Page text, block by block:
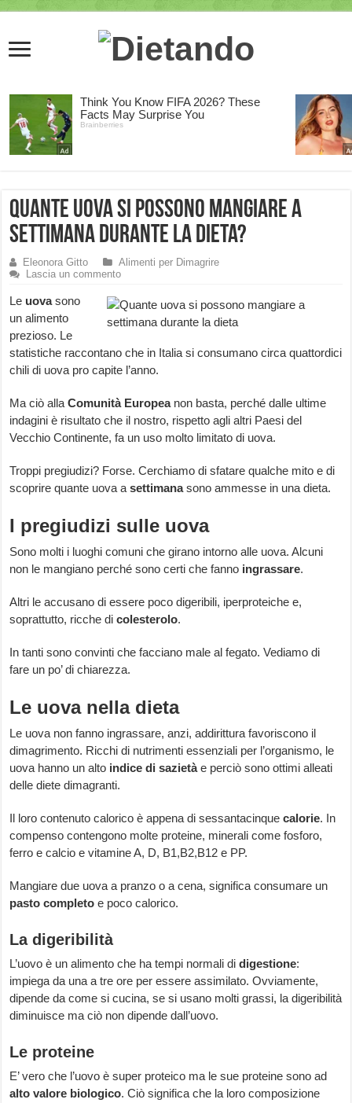
Quante uova si possono mangiare a
settimana durante la dieta?
Eleonora Gitto
Alimenti per Dimagrire
Lascia un commento
Le uovasono
un alimento
prezioso. Le
statistiche raccontano che in Italia si consumano circa quattordici
chili di uova pro capite l’anno.
Ma ciò allaComunità Europeanon basta, perché dalle ultime
indagini è risultato che il nostro, rispetto agli altri Paesi del
Vecchio Continente, fa un uso molto limitato di uova.
Troppi pregiudizi? Forse. Cerchiamo di sfatare qualche mito e di
scoprire quante uova asettimanasono ammesse in una dieta.
I pregiudizi sulle uova
Sono molti i luoghi comuni che girano intorno alle uova. Alcuni
non le mangiano perché sono certi che fanno ingrassare.
Altri le accusano di essere poco digeribili, iperproteiche e,
soprattutto, ricche dicolesterolo.
In tanti sono convinti che facciano male al fegato. Vediamo di
fare un po’ di chiarezza.
Le uova nella dieta
Le uova non fanno ingrassare, anzi, addirittura favoriscono il
dimagrimento. Ricchi di nutrimenti essenziali per l’organismo, le
uova hanno un alto indice di sazietàe perciò sono ottimi alleati
delle diete dimagranti.
Il loro contenuto calorico è appena di sessantacinquecalorie. In
compenso contengono molte proteine, minerali come fosforo,
ferro e calcio e vitamine A, D, B1,B2,B12 e PP.
Mangiare due uova a pranzo o a cena, significa consumare un
pasto completo e poco calorico.
La digeribilità
L’uovo è un alimento che ha tempi normali didigestione:
impiega da una a tre ore per essere assimilato. Ovviamente,
dipende da come si cucina, se si usano molti grassi, la digeribilità
diminuisce ma ciò non dipende dall’uovo.
Le proteine
E’ vero che l’uovo è super proteico ma le sue proteine sono ad
alto valore biologico. Ciò significa che la loro composizione